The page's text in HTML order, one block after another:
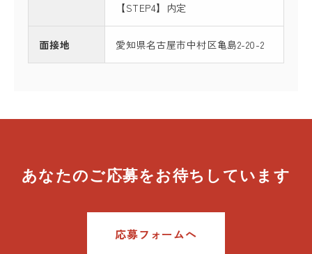
【STEP4】内定
面接地 愛知県名古屋市中村区亀島2-20-2
あなたのご応募をお待ちしています
応募フォームへ